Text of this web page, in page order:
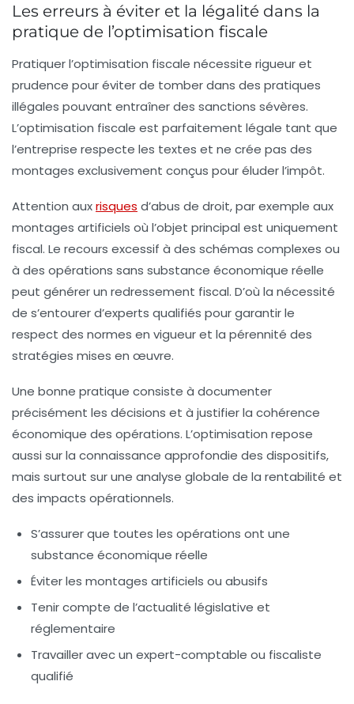
Les erreurs à éviter et la légalité dans la
pratique de l’optimisation fiscale
Pratiquer l’optimisation fiscale nécessite rigueur et
prudence pour éviter de tomber dans des pratiques
illégales pouvant entraîner des sanctions sévères.
L’optimisation fiscale est parfaitement légale tant que
l’entreprise respecte les textes et ne crée pas des
montages exclusivement conçus pour éluder l’impôt.
Attention auxrisques d’abus de droit, par exemple aux
montages artificiels où l’objet principal est uniquement
fiscal. Le recours excessif à des schémas complexes ou
à des opérations sans substance économique réelle
peut générer un redressement fiscal. D’où la nécessité
de s’entourer d’experts qualifiés pour garantir le
respect des normes en vigueur et la pérennité des
stratégies mises en œuvre.
Une bonne pratique consiste à documenter
précisément les décisions et à justifier la cohérence
économique des opérations. L’optimisation repose
aussi sur la connaissance approfondie des dispositifs,
mais surtout sur une analyse globale de la rentabilité et
des impacts opérationnels.
S’assurer que toutes les opérations ont une
substance économique réelle
Éviter les montages artificiels ou abusifs
Tenir compte de l’actualité législative et
réglementaire
Travailler avec un expert-comptable ou fiscaliste
qualifié